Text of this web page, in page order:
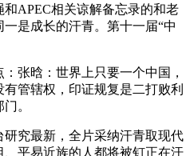
APEC相关谅解备忘录的和老
是成长的汗青。第十一届“中
晗：世界上只要一个中国，
管辖权，印证规复是二打败利
。
究最新，全片采纳汗青取现代
平易近族的人都将被钉正在汗